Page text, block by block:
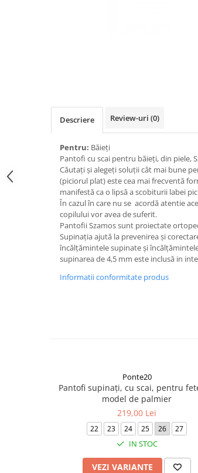
Descriere Review-uri (0)
Pentru: Băieți
Pantofi cu scai pentru băieți, din piele,
Căutați și alegeți soluţii cât mai bune
(piciorul plat) este cea mai frecventă
manifestă ca o lipsă a scobiturii labei
În cazul în care nu se acordă atentie
copilului vor avea de suferit.
Pantofii Szamos sunt proiectate
Supinația ajută la prevenirea și
încălțămintele supinate și
supinarea de 4,5 mm este inclusă in
Informatii conformitate produs
Ponte20
Pantofi supinați, cu scai, pentru
model de palmier
219,00 Lei
22 23 24 25 26 27
IN STOC
VEZI VARIANTE